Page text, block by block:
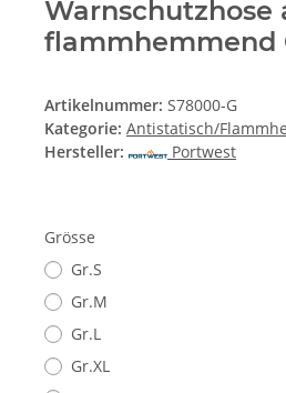
Warnschutzhose
flammhemmend
Artikelnummer: S78000-G
Kategorie: Antistatisch/
Hersteller:
Portwest
Grösse
Gr.S
Gr.M
Gr.L
Gr.XL